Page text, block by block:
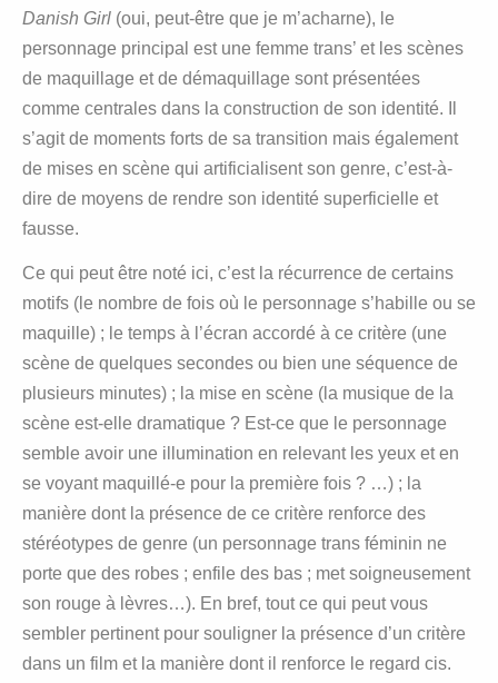
Danish Girl (oui, peut-être que je m’acharne), le
personnage principal est une femme trans’ et les scènes
de maquillage et de démaquillage sont présentées
comme centrales dans la construction de son identité. Il
s’agit de moments forts de sa transition mais également
de mises en scène qui artificialisent son genre, c’est-à-
dire de moyens de rendre son identité superficielle et
fausse.
Ce qui peut être noté ici, c’est la récurrence de certains
motifs (le nombre de fois où le personnage s’habille ou se
maquille) ; le temps à l’écran accordé à ce critère (une
scène de quelques secondes ou bien une séquence de
plusieurs minutes) ; la mise en scène (la musique de la
scène est-elle dramatique ? Est-ce que le personnage
semble avoir une illumination en relevant les yeux et en
se voyant maquillé-e pour la première fois ? …) ; la
manière dont la présence de ce critère renforce des
stéréotypes de genre (un personnage trans féminin ne
porte que des robes ; enfile des bas ; met soigneusement
son rouge à lèvres…). En bref, tout ce qui peut vous
sembler pertinent pour souligner la présence d’un critère
dans un film et la manière dont il renforce le regard cis.